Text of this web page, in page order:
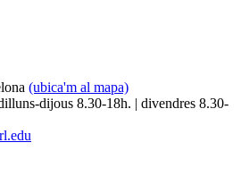
(ubica'm al mapa)
dijous 8.30-18h. | divendres 8.30-